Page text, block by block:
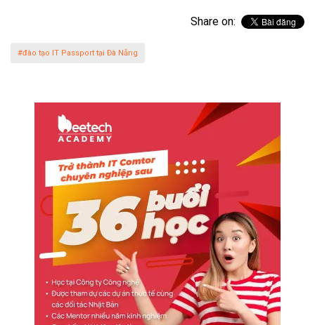
Share on:
#đào tạo IT Passport tại Đà Nẵng